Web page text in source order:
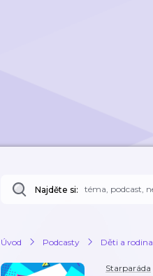
Najděte si:
Úvod Podcasty Děti a rodina
Starparáda